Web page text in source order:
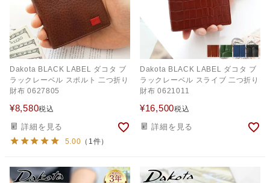
Dakota BLACK LABEL ダコタ ブ
ラックレーベル スポルト 二つ折り
財布 0627805
¥8,580税込
詳細を見る
5.00 （1件）
Dakota BLACK LABEL ダコタ ブ
ラックレーベル スライブ 二つ折り
財布 0621011
¥16,500税込
詳細を見る